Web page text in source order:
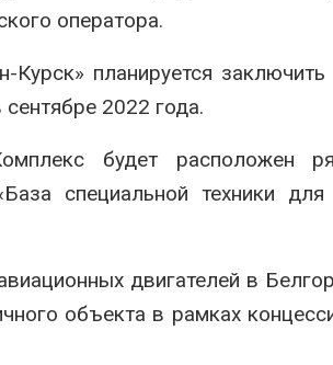
оператора.
планируется
2022 года.
будет расположен
специальной техники для
двигателей в
объекта в рамках